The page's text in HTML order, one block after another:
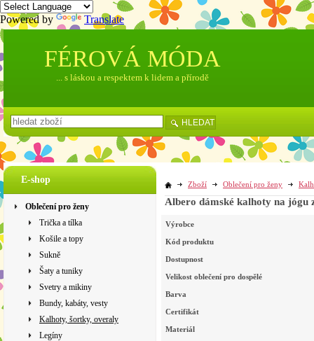
Powered by Translate
E-shop
Oblečení pro ženy
Trička a tílka
Košile a topy
Sukně
Šaty a tuniky
Svetry a mikiny
Bundy, kabáty, vesty
Kalhoty, šortky, overaly
Legíny
Zboží Oblečení pro ženy
Albero dámské kalhoty na jógu
Výrobce
Kód produktu
Dostupnost
Velikost oblečení pro dospělé
Barva
Certifikát
Materiál
FÉROVÁ MÓDA
... s láskou a respektem k lidem a přírodě
HLEDAT